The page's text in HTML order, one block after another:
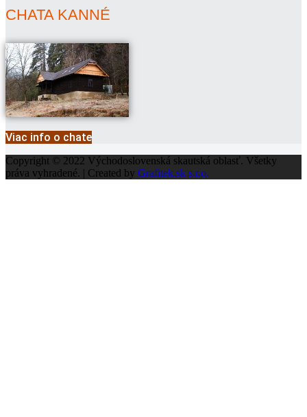
CHATA KANNÉ
Viac info o chate
Copyright © 2022 Východoslovenská skautská oblasť. Všetky
práva vyhradené. | Created by Grafitek.sk s.r.o.